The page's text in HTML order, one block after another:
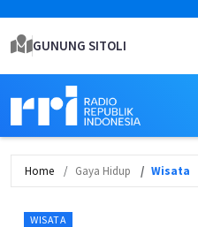
GUNUNG SITOLI
Home Gaya Hidup Wisata
WISATA